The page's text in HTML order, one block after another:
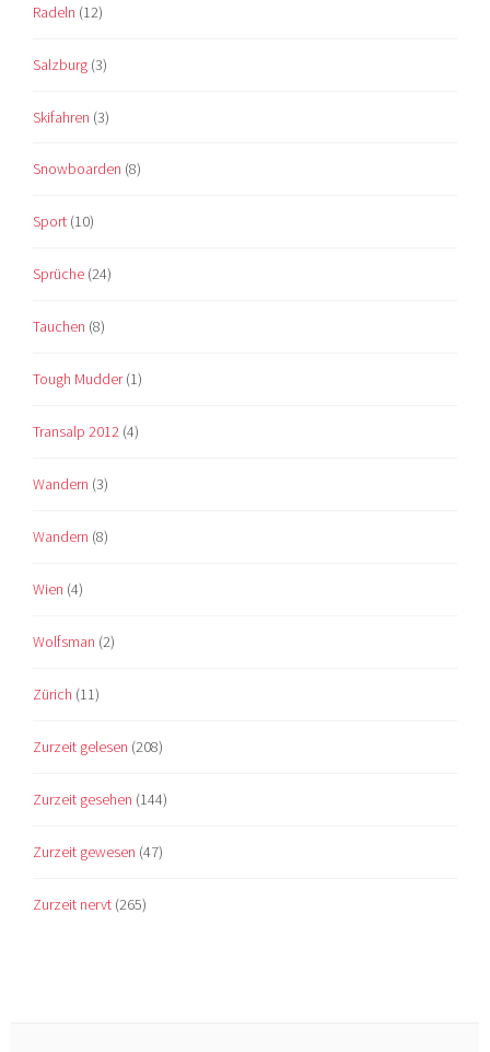
Radeln (12)
Salzburg (3)
Skifahren (3)
Snowboarden (8)
Sport (10)
Sprüche (24)
Tauchen (8)
Tough Mudder(1)
Transalp 2012 (4)
Wandern (3)
Wandern (8)
Wien (4)
Wolfsman (2)
Zürich (11)
Zurzeit gelesen (208)
Zurzeit gesehen (144)
Zurzeit gewesen (47)
Zurzeit nervt (265)